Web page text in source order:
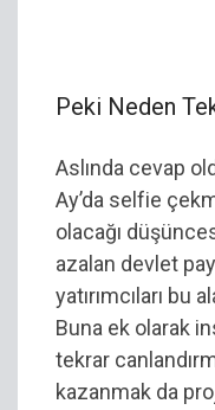
Peki Neden
Aslında cevap
Ay’da selfie
olacağı
azalan devlet
yatırımcıları bu
Buna ek olarak
tekrar
kazanmak da